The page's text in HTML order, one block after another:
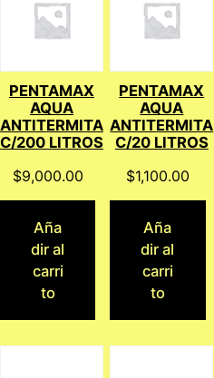
PENTAMAX
AQUA
ANTITERMITA
C/200 LITROS
$9,000.00
Aña
dir al
carri
to
PENTAMAX
AQUA
ANTITERMITA
C/20 LITROS
$1,100.00
Aña
dir al
carri
to